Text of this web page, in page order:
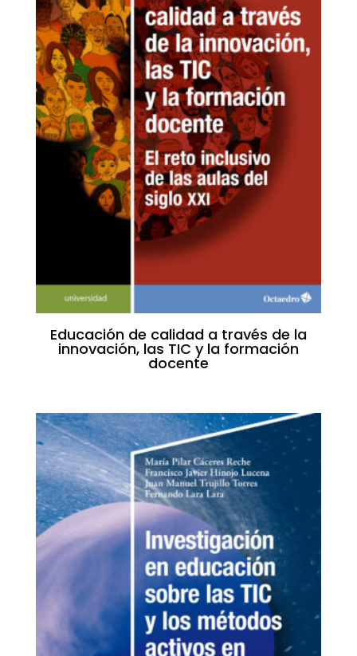
Educación de calidad a través de la
innovación, las TIC y la formación
docente